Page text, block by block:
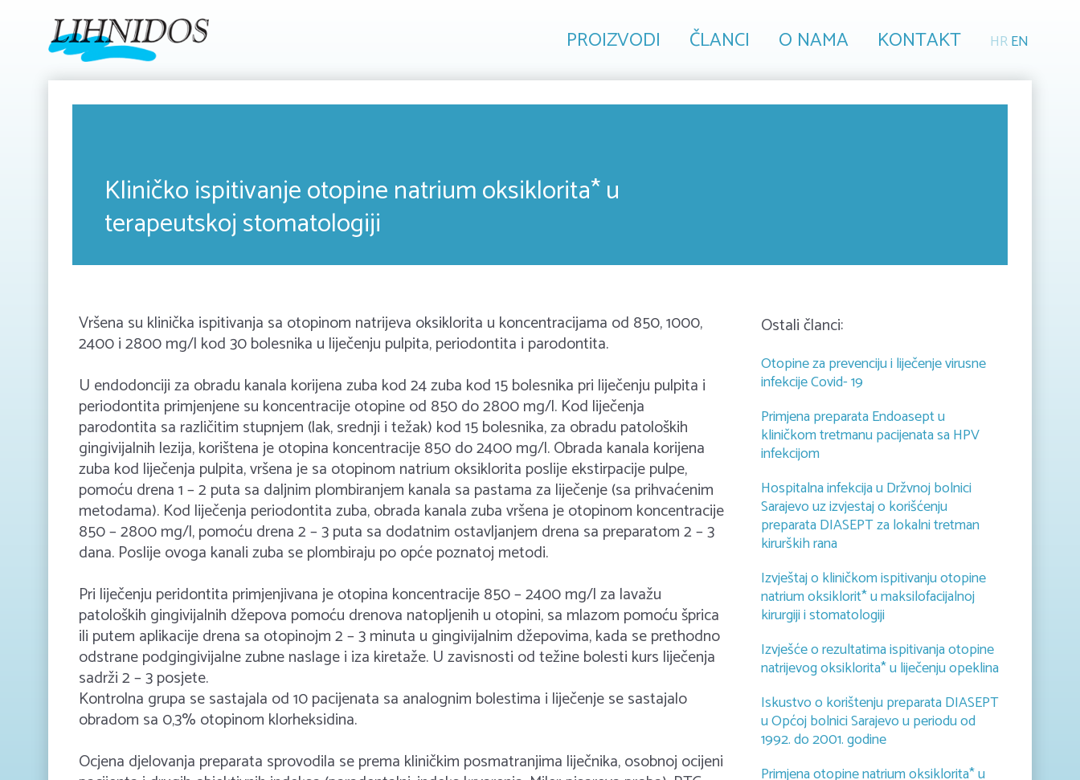
PROIZVODI ČLANCI O NAMA KONTAKT HREN
Kliničko ispitivanje otopine natrium oksiklorita* u
terapeutskoj stomatologiji
Vršena su klinička ispitivanja sa otopinom natrijeva oksiklorita u koncentracijama od 850, 1000,
2400 i 2800 mg/l kod 30 bolesnika u liječenju pulpita, periodontita i parodontita.
U endodonciji za obradu kanala korijena zuba kod 24 zuba kod 15 bolesnika pri liječenju pulpita i
periodontita primjenjene su koncentracije otopine od 850 do 2800 mg/l. Kod liječenja
parodontita sa različitim stupnjem (lak, srednji i težak) kod 15 bolesnika, za obradu patoloških
gingivijalnih lezija, korištena je otopina koncentracije 850 do 2400 mg/l. Obrada kanala korijena
zuba kod liječenja pulpita, vršena je sa otopinom natrium oksiklorita poslije ekstirpacije pulpe,
pomoću drena 1 – 2 puta sa daljnim plombiranjem kanala sa pastama za liječenje (sa prihvaćenim
metodama). Kod liječenja periodontita zuba, obrada kanala zuba vršena je otopinom koncentracije
850 – 2800 mg/l, pomoću drena 2 – 3 puta sa dodatnim ostavljanjem drena sa preparatom 2 – 3
dana. Poslije ovoga kanali zuba se plombiraju po opće poznatoj metodi.
Pri liječenju peridontita primjenjivana je otopina koncentracije 850 – 2400 mg/l za lavažu
patoloških gingivijalnih džepova pomoću drenova natopljenih u otopini, sa mlazom pomoću šprica
ili putem aplikacije drena sa otopinojm 2 – 3 minuta u gingivijalnim džepovima, kada se prethodno
odstrane podgingivijalne zubne naslage i iza kiretaže. U zavisnosti od težine bolesti kurs liječenja
sadrži 2 – 3 posjete.
Kontrolna grupa se sastajala od 10 pacijenata sa analognim bolestima i liječenje se sastajalo
obradom sa 0,3% otopinom klorheksidina.
Ocjena djelovanja preparata sprovodila se prema kliničkim posmatranjima liječnika, osobnoj ocijeni
Ostali članci:
Otopine za prevenciju i liječenje virusne
infekcije Covid- 19
Primjena preparata Endoasept u
kliničkom tretmanu pacijenata sa HPV
infekcijom
Hospitalna infekcija u Držvnoj bolnici
Sarajevo uz izvjestaj o korišćenju
preparata DIASEPT za lokalni tretman
kirurških rana
Izvještaj o kliničkom ispitivanju otopine
natrium oksiklorit* u maksilofacijalnoj
kirurgiji i stomatologiji
Izvješće o rezultatima ispitivanja otopine
natrijevog oksiklorita* u liječenju opeklina
Iskustvo o korištenju preparata DIASEPT
u Općoj bolnici Sarajevo u periodu od
1992. do 2001. godine
Primjena otopine natrium oksiklorita* u